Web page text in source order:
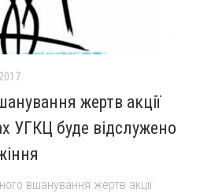
жертв акції
УГКЦ буде відслужено
вшанування жертв акції